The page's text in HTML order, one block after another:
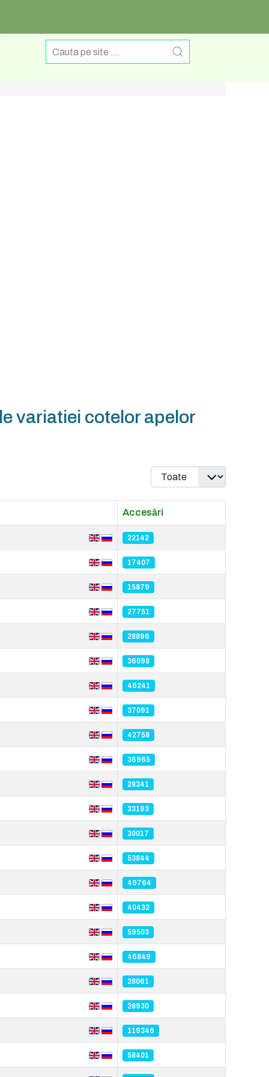
variatiei cotelor apelor
Afișare #
Accesări
22142
17407
15879
27751
28896
36098
46241
37091
42758
36965
28341
33193
30017
53844
49764
40432
59503
46849
28061
28930
119346
58401